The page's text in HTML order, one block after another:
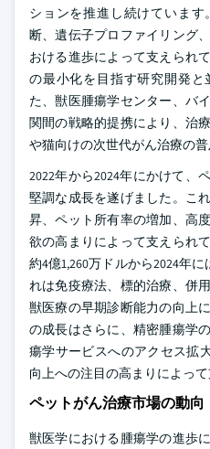
ションを推進し続けていま
断、遺伝子プロファイリング
おける進歩によって支えられ
の最小化を目指す研究開発と
た、獣医腫瘍学センター、バ
関間の戦略的提携により、治
や猫向けの次世代がん治療の普
2022年から2024年にかけて、
堅調な成長を遂げました。こ
昇、ペット所有率の増加、高
欲の高まりによって支えられ
約4億1,260万ドルから2024年
れは免疫療法、標的治療、併
獣医療の早期診断能力の向上
の成長はさらに、精密腫瘍学
瘍学サービスへのアクセス拡
向上への注目の高まりによって
ペットがん治療市場の動向
獣医学における腫瘍学の進歩